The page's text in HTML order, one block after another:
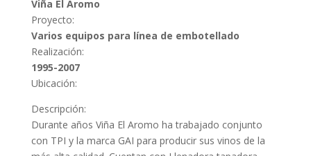
Viña El Aromo
Proyecto:
Varios equipos para línea de embotellado
Realización:
1995-2007
Ubicación:
Descripción:
Durante años Viña El Aromo ha trabajado conjunto
con TPI y la marca GAI para producir sus vinos de la